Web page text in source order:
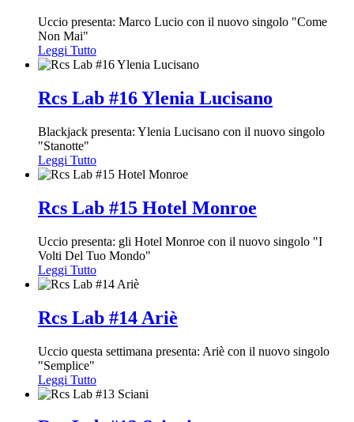
Uccio presenta: Marco Lucio con il nuovo singolo "Come
Non Mai"
Leggi Tutto
Rcs Lab #16 Ylenia Lucisano
Blackjack presenta: Ylenia Lucisano con il nuovo singolo
"Stanotte"
Leggi Tutto
Rcs Lab #15 Hotel Monroe
Uccio presenta: gli Hotel Monroe con il nuovo singolo "I
Volti Del Tuo Mondo"
Leggi Tutto
Rcs Lab #14 Ariè
Uccio questa settimana presenta: Ariè con il nuovo singolo
"Semplice"
Leggi Tutto